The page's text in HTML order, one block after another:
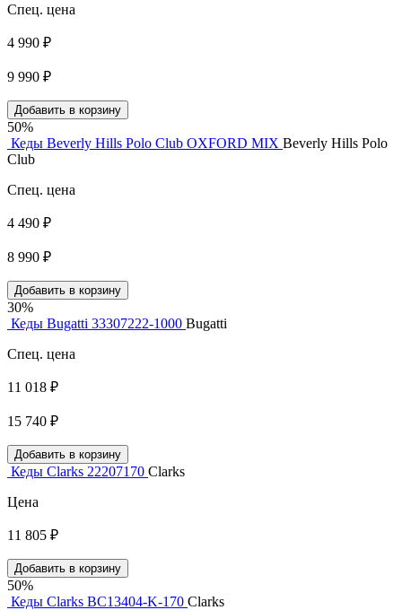
Спец. цена
4 990 ₽
9 990 ₽
Добавить в корзину
50%
Кеды Beverly Hills Polo Club OXFORD MIX Beverly Hills Polo
Club
Спец. цена
4 490 ₽
8 990 ₽
Добавить в корзину
30%
Кеды Bugatti 33307222-1000 Bugatti
Спец. цена
11 018 ₽
15 740 ₽
Добавить в корзину
Кеды Clarks 22207170 Clarks
Цена
11 805 ₽
Добавить в корзину
50%
Кеды Clarks BC13404-K-170 Clarks